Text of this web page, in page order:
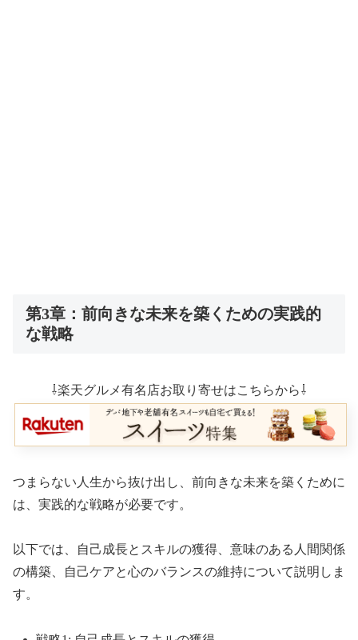
第3章：前向きな未来を築くための実践的
な戦略
⇩楽天グルメ有名店お取り寄せはこちらから⇩
つまらない人生から抜け出し、前向きな未来を築くために
は、実践的な戦略が必要です。
以下では、自己成長とスキルの獲得、意味のある人間関係
の構築、自己ケアと心のバランスの維持について説明しま
す。